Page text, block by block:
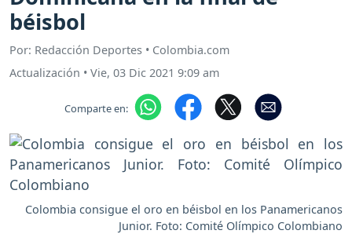
béisbol
Por: Redacción Deportes • Colombia.com
Actualización • Vie, 03 Dic 2021 9:09 am
Comparte en:
Colombia consigue el oro en béisbol en los Panamericanos
Junior. Foto: Comité Olímpico Colombiano